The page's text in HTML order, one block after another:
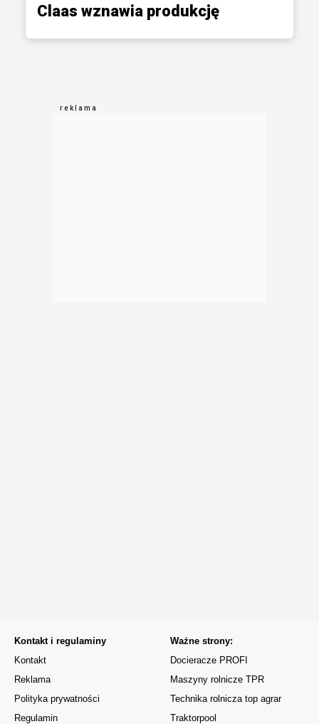
Claas wznawia produkcję
Kontakt i regulaminy
Kontakt
Reklama
Polityka prywatności
Regulamin
Ważne strony:
Docieracze PROFI
Maszyny rolnicze TPR
Technika rolnicza top agrar
Traktorpool